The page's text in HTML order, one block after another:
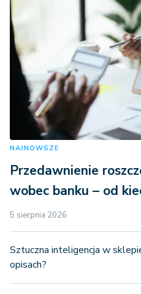
NAJNOWSZE
Przedawnienie
wobec banku – od
5 sierpnia 2026
Sztuczna inteligencja w
opisach?